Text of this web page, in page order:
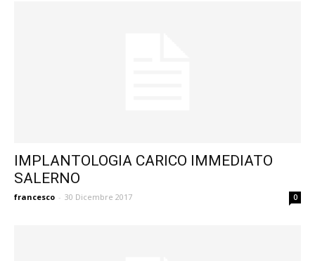
IMPLANTOLOGIA CARICO IMMEDIATO
SALERNO
francesco - 30 Dicembre 2017 0